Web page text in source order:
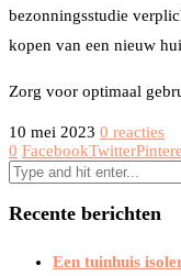
bezonningsstudie
kopen van een nieuw
Zorg voor optimaal
10 mei 2023 0 reacties
0 FacebookTwitter
Recente berichten
Een tuinhuis